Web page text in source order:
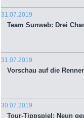
31.07.2019
Team Sunweb: Drei
31.07.2019
Vorschau auf die
30.07.2019
Tour-Tippspiel: Neun